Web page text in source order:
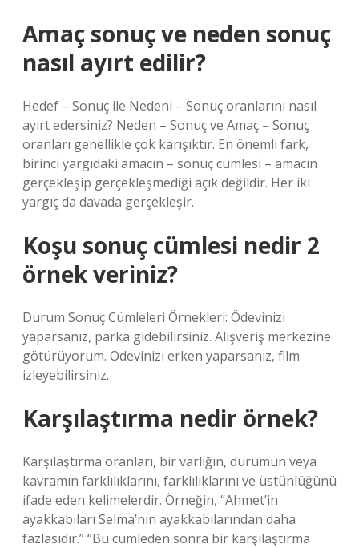
Amaç sonuç ve neden sonuç
nasıl ayırt edilir?
Hedef – Sonuç ile Nedeni – Sonuç oranlarını nasıl
ayırt edersiniz? Neden – Sonuç ve Amaç – Sonuç
oranları genellikle çok karışıktır. En önemli fark,
birinci yargıdaki amacın – sonuç cümlesi – amacın
gerçekleşip gerçekleşmediği açık değildir. Her iki
yargıç da davada gerçekleşir.
Koşu sonuç cümlesi nedir 2
örnek veriniz?
Durum Sonuç Cümleleri Örnekleri: Ödevinizi
yaparsanız, parka gidebilirsiniz. Alışveriş merkezine
götürüyorum. Ödevinizi erken yaparsanız, film
izleyebilirsiniz.
Karşılaştırma nedir örnek?
Karşılaştırma oranları, bir varlığın, durumun veya
kavramın farklılıklarını, farklılıklarını ve üstünlüğünü
ifade eden kelimelerdir. Örneğin, “Ahmet’in
ayakkabıları Selma’nın ayakkabılarından daha
fazlasıdır.” “Bu cümleden sonra bir karşılaştırma